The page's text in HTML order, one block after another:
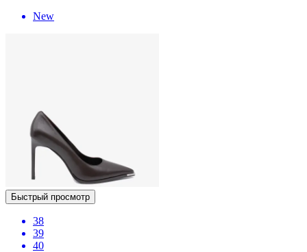
New
Быстрый просмотр
38
39
40